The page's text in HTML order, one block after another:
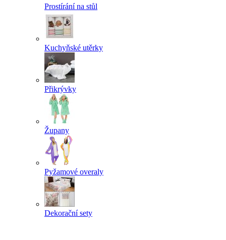
Prostírání na stůl
Kuchyňské utěrky
Přikrývky
Župany
Pyžamové overaly
Dekorační sety